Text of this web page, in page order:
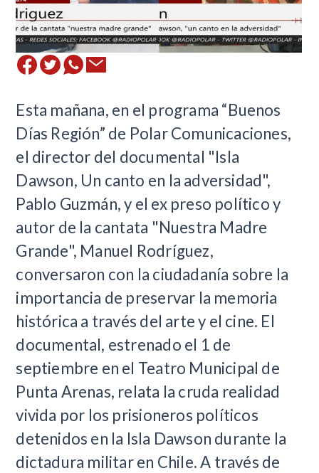
​Esta mañana, en el programa “Buenos
Días Región” de Polar Comunicaciones,
el director del documental "Isla
Dawson, Un canto en la adversidad",
Pablo Guzmán, y el ex preso político y
autor de la cantata "Nuestra Madre
Grande", Manuel Rodríguez,
conversaron con la ciudadanía sobre la
importancia de preservar la memoria
histórica a través del arte y el cine. El
documental, estrenado el 1 de
septiembre en el Teatro Municipal de
Punta Arenas, relata la cruda realidad
vivida por los prisioneros políticos
detenidos en la Isla Dawson durante la
dictadura militar en Chile. A través de